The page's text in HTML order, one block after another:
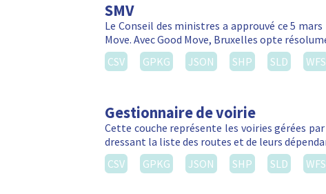
SMV
Le Conseil des ministres a approuvé ce 5
Move. Avec Good Move, Bruxelles opte
CSV
GPKG JSON SHP SLD WFS
Gestionnaire de voirie
Cette couche représente les voiries gérées
dressant la liste des routes et de leurs
CSV
GPKG JSON SHP SLD WFS